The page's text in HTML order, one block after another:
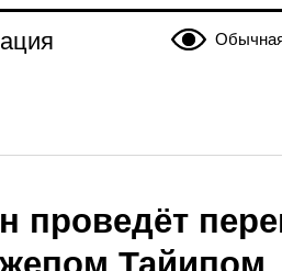
проведёт
Тайипом